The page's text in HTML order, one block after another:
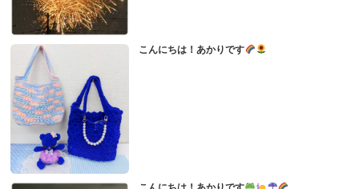
こんにちは！あかりです